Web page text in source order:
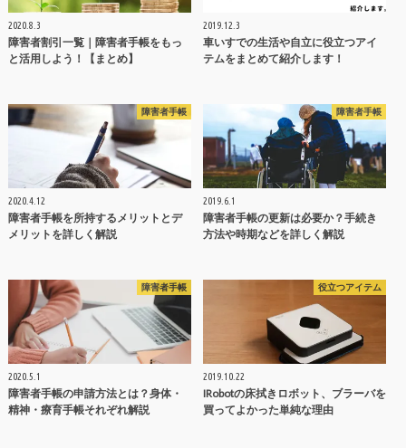
2020.8.3
障害者割引一覧｜障害者手帳をもっ
と活用しよう！【まとめ】
2019.12.3
車いすでの生活や自立に役立つアイ
テムをまとめて紹介します！
障害者手帳
2020.4.12
障害者手帳を所持するメリットとデ
メリットを詳しく解説
障害者手帳
2019.6.1
障害者手帳の更新は必要か？手続き
方法や時期などを詳しく解説
障害者手帳
2020.5.1
障害者手帳の申請方法とは？身体・
精神・療育手帳それぞれ解説
役立つアイテム
2019.10.22
IRobotの床拭きロボット、ブラーバを
買ってよかった単純な理由